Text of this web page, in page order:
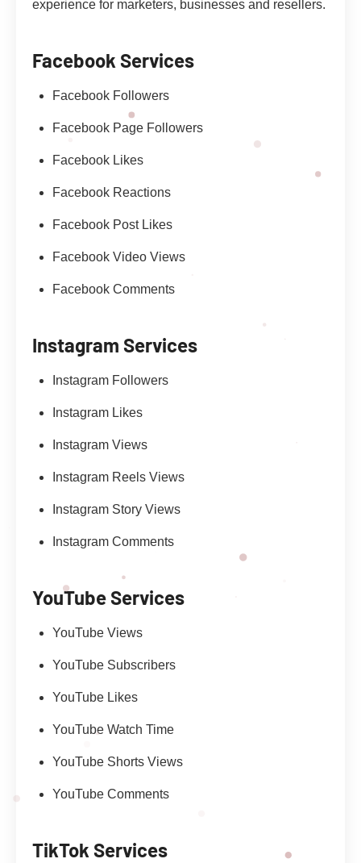
experience for marketers, businesses and resellers.
Facebook Services
Facebook Followers
Facebook Page Followers
Facebook Likes
Facebook Reactions
Facebook Post Likes
Facebook Video Views
Facebook Comments
Instagram Services
Instagram Followers
Instagram Likes
Instagram Views
Instagram Reels Views
Instagram Story Views
Instagram Comments
YouTube Services
YouTube Views
YouTube Subscribers
YouTube Likes
YouTube Watch Time
YouTube Shorts Views
YouTube Comments
TikTok Services